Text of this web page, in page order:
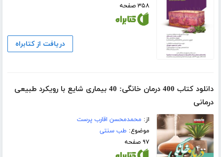
۳۵۸ صفحه
دریافت از کتابراه
دانلود کتاب 400 درمان‌ خانگی: 40 بیماری شایع با رویکرد طبیعی
درمانی
از: محمدمحسن اقارب پرست
موضوع: طب سنتی
۹۷ صفحه